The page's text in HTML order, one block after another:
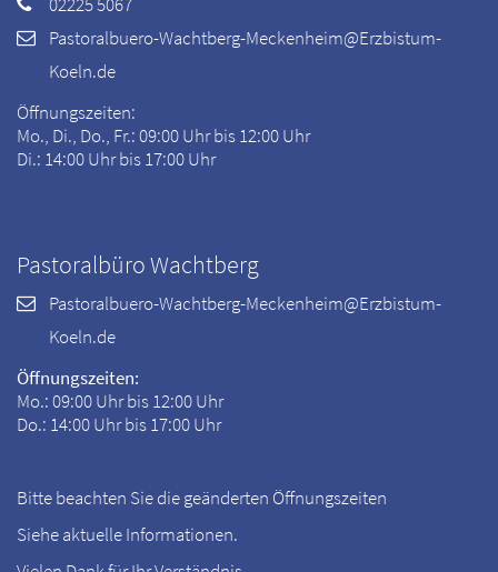
Pastoralbuero-Wachtberg-Meckenheim@Erzbistum-
Koeln.de
Öffnungszeiten:
Mo., Di., Do., Fr.: 09:00 Uhr bis 12:00 Uhr
Di.: 14:00 Uhr bis 17:00 Uhr
Pastoralbüro Wachtberg
Pastoralbuero-Wachtberg-Meckenheim@Erzbistum-
Koeln.de
Öffnungszeiten:
Mo.: 09:00 Uhr bis 12:00 Uhr
Do.: 14:00 Uhr bis 17:00 Uhr
Bitte beachten Sie die geänderten Öffnungszeiten
Siehe aktuelle Informationen.